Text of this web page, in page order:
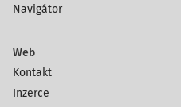
Navigátor
Web
Kontakt
Inzerce